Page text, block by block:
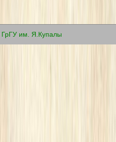
ГрГУ им. Я.Купалы